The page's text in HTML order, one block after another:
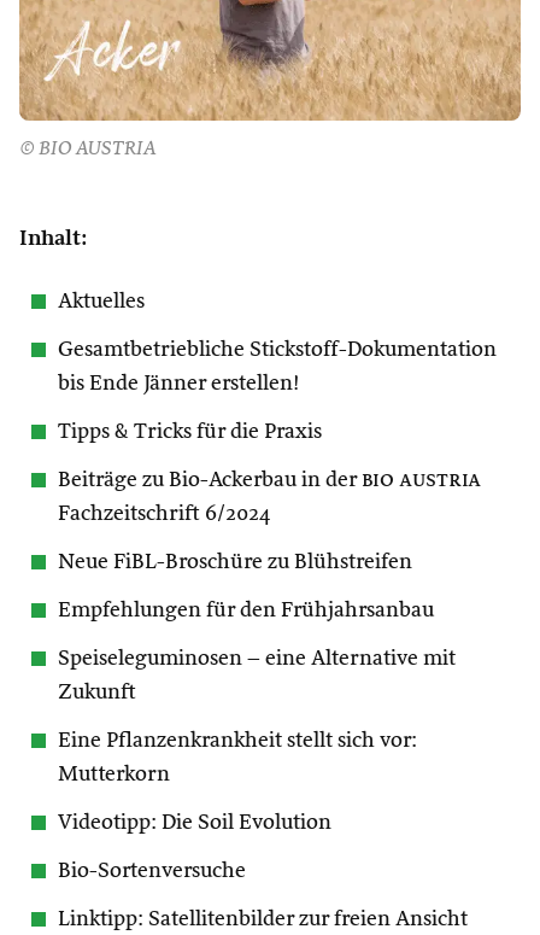
© BIO AUSTRIA
Inhalt:
Aktuelles
Gesamtbetriebliche Stickstoff-Dokumentation
bis Ende Jänner erstellen!
Tipps & Tricks für die Praxis
Beiträge zu Bio-Ackerbau in der bio austria
Fachzeitschrift 6/2024
Neue FiBL-Broschüre zu Blühstreifen
Empfehlungen für den Frühjahrsanbau
Speiseleguminosen – eine Alternative mit
Zukunft
Eine Pflanzenkrankheit stellt sich vor:
Mutterkorn
Videotipp: Die Soil Evolution
Bio-Sortenversuche
Linktipp: Satellitenbilder zur freien Ansicht